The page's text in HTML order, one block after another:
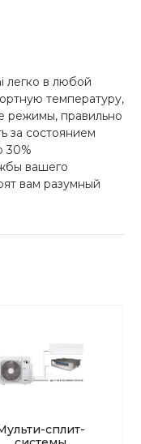
легко в любой
температуру,
режимы, правильно
за состоянием
30%
вашего
вам разумный
сплит-